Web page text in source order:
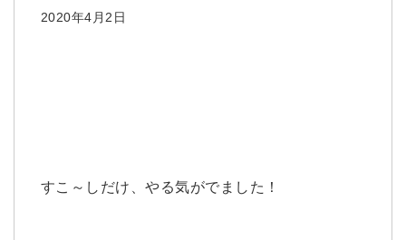
2020年4月2日
すこ～しだけ、やる気がでました！